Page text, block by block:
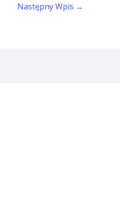
Następny Wpis →